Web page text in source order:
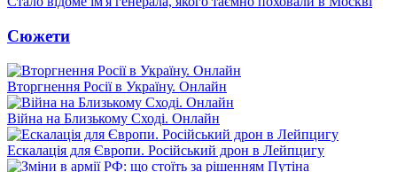
Сюжети
Вторгнення Росії в Україну. Онлайн
Війна на Близькому Сході. Онлайн
Ескалація для Європи. Російський дрон в Лейпцигу